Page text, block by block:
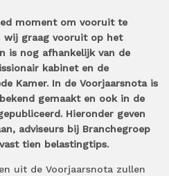
moment om vooruit te
wij graag vooruit op het
is nog afhankelijk van de
kabinet en de
Kamer. In de Voorjaarsnota is
gemaakt en ook in de
Hieronder geven
adviseurs bij Branchegroep
tien belastingtips.
uit de Voorjaarsnota zullen